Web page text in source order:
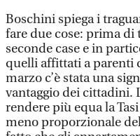
Boschini spiega i
fare due cose: prima
seconde case e in
quelli affittati a parenti
marzo c’è stata una
vantaggio dei cittadini.
rendere più equa la
meno proporzionale